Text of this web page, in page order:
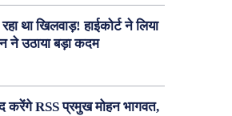
था खिलवाड़! हाईकोर्ट ने लिया
ने उठाया बड़ा कदम
करेंगे RSS प्रमुख मोहन भागवत,